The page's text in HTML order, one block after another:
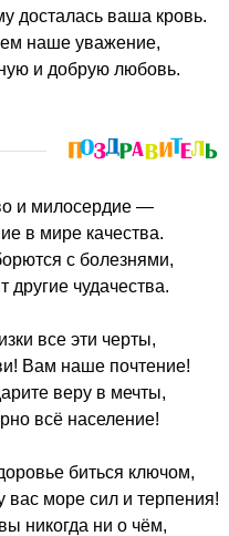
досталась ваша кровь.
наше уважение,
и добрую любовь.
и милосердие —
в мире качества.
с болезнями,
другие чудачества.
все эти черты,
Вам наше почтение!
веру в мечты,
всё население!
биться ключом,
вас море сил и терпения!
никогда ни о чём,